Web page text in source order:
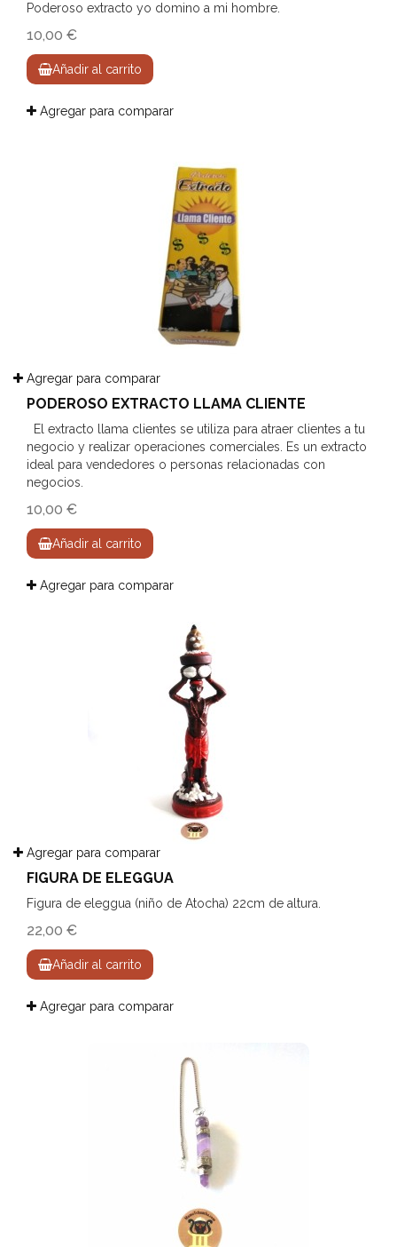
Poderoso extracto yo domino a mi hombre.
10,00 €
Añadir al carrito
Agregar para comparar
Agregar para comparar
PODEROSO EXTRACTO LLAMA CLIENTE
El extracto llama clientes se utiliza para atraer clientes a tu
negocio y realizar operaciones comerciales. Es un extracto
ideal para vendedores o personas relacionadas con
negocios.
10,00 €
Añadir al carrito
Agregar para comparar
Agregar para comparar
FIGURA DE ELEGGUA
Figura de eleggua (niño de Atocha) 22cm de altura.
22,00 €
Añadir al carrito
Agregar para comparar